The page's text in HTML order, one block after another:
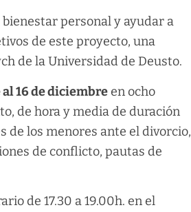
personal y ayudar a
de este proyecto, una
de la Universidad de Deusto.
16 de diciembre en ocho
de hora y media de duración
de los menores ante el divorcio,
de conflicto, pautas de
de 17.30 a 19.00h. en el